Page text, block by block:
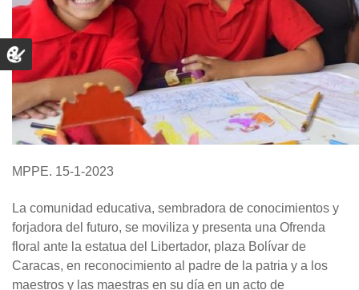
MPPE. 15-1-2023
La comunidad educativa, sembradora de conocimientos y
forjadora del futuro, se moviliza y presenta una Ofrenda
floral ante la estatua del Libertador, plaza Bolívar de
Caracas, en reconocimiento al padre de la patria y a los
maestros y las maestras en su día en un acto de